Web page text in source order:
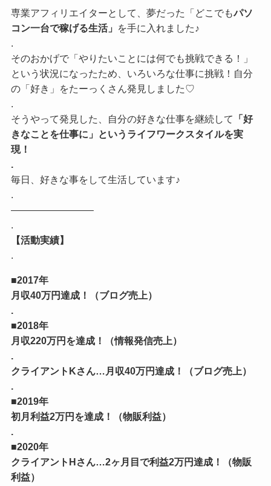
専業アフィリエイターとして、夢だった「どこでもパソ
コン一台で稼げる生活」
を手に入れました♪
.
そのおかげで「やりたいことには何でも挑戦できる！」
という状況になったため、いろいろな仕事に挑戦！自分
の「好き」をたーっくさん発見しました♡
.
そうやって発見した、自分の好きな仕事を継続して
「好
きなことを仕事に」というライフワークスタイルを実
現！
.
毎日、好きな事をして生活しています♪
.
————————–
.
【活動実績】
.
■2017年
月収40万円達成！（ブログ売上）
.
■2018年
月収220万円を達成！（情報発信売上）
.
クライアントKさん…月収40万円達成！（ブログ売上）
.
■2019年
初月利益2万円を達成！（物販利益）
.
■2020年
クライアントHさん…2ヶ月目で利益2万円達成！（物販
利益）